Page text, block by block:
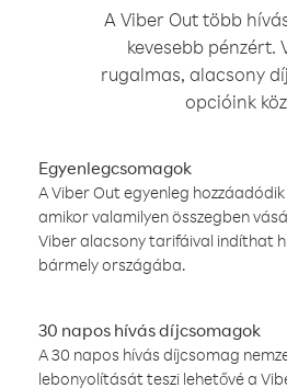
A Viber Out több
kevesebb pénzért.
rugalmas, alacsony
opcióink
Egyenlegcsomagok
A Viber Out egyenleg
amikor valamilyen összegben
Viber alacsony tarifáival indíthat
bármely országába.
30 napos hívás díjcsomagok
A 30 napos hívás díjcsomag
lebonyolítását teszi lehetővé a